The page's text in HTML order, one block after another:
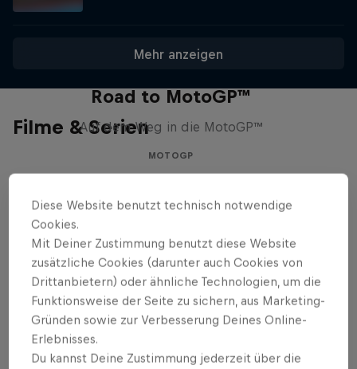
Mehr anzeigen
Filme & Serien
Road to MotoGP™
Auf dem Weg in die MotoGP™
MOTOGP
Events
Diese Website benutzt technisch notwendige
Cookies.
Mit Deiner Zustimmung benutzt diese Website
zusätzliche Cookies (darunter auch Cookies von
Drittanbietern) oder ähnliche Technologien, um die
Funktionsweise der Seite zu sichern, aus Marketing-
Gründen sowie zur Verbesserung Deines Online-
Erlebnisses.
Du kannst Deine Zustimmung jederzeit über die